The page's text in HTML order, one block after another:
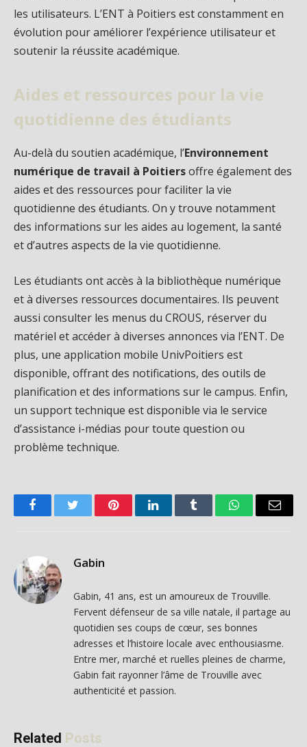
les utilisateurs. L’ENT à Poitiers est constamment en
évolution pour améliorer l’expérience utilisateur et
soutenir la réussite académique.
Aides et ressources pour la vie
quotidienne des étudiants
Au-delà du soutien académique, l’Environnement
numérique de travail à Poitiersoffre également des
aides et des ressources pour faciliter la vie
quotidienne des étudiants. On y trouve notamment
des informations sur les aides au logement, la santé
et d’autres aspects de la vie quotidienne.
Les étudiants ont accès à la bibliothèque numérique
et à diverses ressources documentaires. Ils peuvent
aussi consulter les menus du CROUS, réserver du
matériel et accéder à diverses annonces via l’ENT. De
plus, une application mobile UnivPoitiers est
disponible, offrant des notifications, des outils de
planification et des informations sur le campus. Enfin,
un support technique est disponible via le service
d’assistance i-médias pour toute question ou
problème technique.
FacebookTwitter PinterestLinkedInTumblr WhatsAppEmail
Gabin
Gabin, 41 ans, est un amoureux de Trouville.
Fervent défenseur de sa ville natale, il partage au
quotidien ses coups de cœur, ses bonnes
adresses et l’histoire locale avec enthousiasme.
Entre mer, marché et ruelles pleines de charme,
Gabin fait rayonner l’âme de Trouville avec
authenticité et passion.
Related Posts